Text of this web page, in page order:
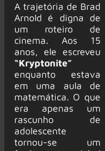
A trajetória de Brad
Arnold é digna de
um roteiro de
cinema. Aos 15
anos, ele escreveu
“Kryptonite”
enquanto estava
em uma aula de
matemática. O que
era apenas um
rascunho de
adolescente
tornou-se um